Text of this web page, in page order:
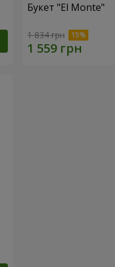
Букет "El Monte"
1 834 грн